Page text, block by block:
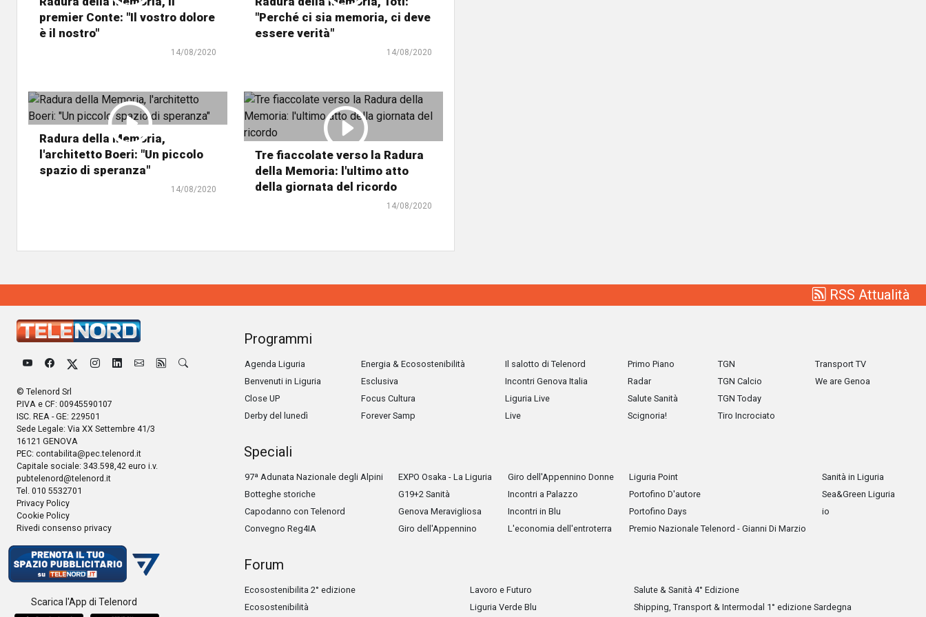
premier Conte: "Il vostro dolore
è il nostro"
14/08/2020
"Perché ci sia memoria, ci deve
essere verità"
14/08/2020
Radura della Memoria,
l'architetto Boeri: "Un piccolo
spazio di speranza"
14/08/2020
Tre fiaccolate verso la Radura
della Memoria: l'ultimo atto
della giornata del ricordo
14/08/2020
RSS Attualità
© Telenord Srl
P.IVA e CF: 00945590107
ISC. REA - GE: 229501
Sede Legale: Via XX Settembre 41/3
16121 GENOVA
PEC: contabilita@pec.telenord.it
Capitale sociale: 343.598,42 euro i.v.
pubtelenord@telenord.it
Tel. 010 5532701
Privacy Policy
Cookie Policy
Rivedi consenso privacy
Scarica l'App di Telenord
Programmi
Agenda Liguria
Benvenuti in Liguria
Close UP
Derby del lunedì
Energia & Ecosostenibilità
Esclusiva
Focus Cultura
Forever Samp
Il salotto di Telenord
Incontri Genova Italia
Liguria Live
Live
Primo Piano
Radar
Salute Sanità
Scignoria!
TGN
TGN Calcio
TGN Today
Tiro Incrociato
Transport TV
We are Genoa
Speciali
97ª Adunata Nazionale degli Alpini
Botteghe storiche
Capodanno con Telenord
Convegno Reg4IA
EXPO Osaka - La Liguria
G19+2 Sanità
Genova Meravigliosa
Giro dell'Appennino
Giro dell'Appennino Donne
Incontri a Palazzo
Incontri in Blu
L'economia dell'entroterra
Liguria Point
Portofino D'autore
Portofino Days
Premio Nazionale Telenord - Gianni Di Marzio
Sanità in Liguria
Sea&Green Liguria
io
Forum
Ecosostenibilita 2° edizione
Ecosostenibilità
Lavoro e Futuro
Liguria Verde Blu
Salute & Sanità 4° Edizione
Shipping, Transport & Intermodal 1° edizione Sardegna